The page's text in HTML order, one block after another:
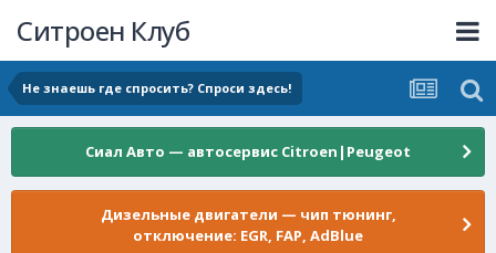
Ситроен Клуб
Не знаешь где спросить? Спроси здесь!
Сиал Авто — автосервис Citroen|Peugeot
Дизельные двигатели — чип тюнинг,
отключение: EGR, FAP, AdBlue